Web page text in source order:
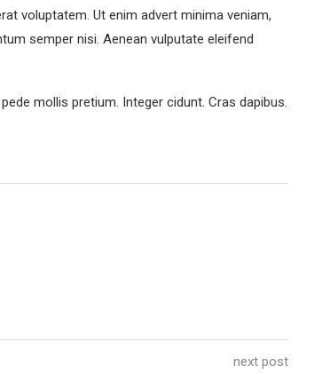
voluptatem. Ut enim advert minima veniam,
semper nisi. Aenean vulputate eleifend
mollis pretium. Integer cidunt. Cras dapibus.
next post